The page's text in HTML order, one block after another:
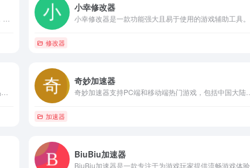
小幸修改器
小幸修改器是一款功能强大且易于使用的游戏辅助工具。
修改器
奇妙加速器
奇妙加速器支持PC端和移动端热门游戏，包括中国大陆所有主流网游，并支持美服、台服、韩服等外服游戏。同时，它还支持多种作战平台，如Steam、Origin、Uplay、GOG等主流游戏平台，以及Switch、Ps4、Xbox三大游戏主机。
加速器
BiuBiu加速器